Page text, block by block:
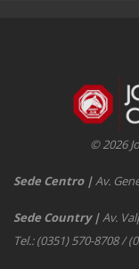
© 2026
Sede Centro |Av.
Sede Country |Av.
Tel.: (0351) 570-8708 /